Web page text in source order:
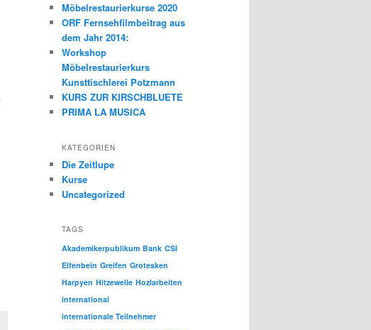
Möbelrestaurierkurse 2020
ORF Fernsehfilmbeitrag aus
dem Jahr 2014:
Workshop
Möbelrestaurierkurs
Kunsttischlerei Potzmann
KURS ZUR KIRSCHBLUETE
PRIMA LA MUSICA
KATEGORIEN
Die Zeitlupe
Kurse
Uncategorized
TAGS
Akademikerpublikum Bank CSI
Elfenbein Greifen Grotesken
Harpyen Hitzewelle Hozlarbeiten
international
internationale Teilnehmer